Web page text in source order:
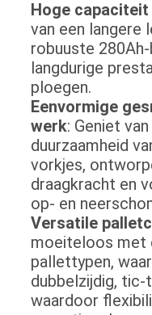
Hoge
van een langere
robuuste
langdurige
ploegen.
Eenvormige
werk: Geniet
duurzaamheid
vorkjes,
draagkracht en
op- en
Versatile
moeiteloos met
pallettypen,
dubbelzijdig,
waardoor